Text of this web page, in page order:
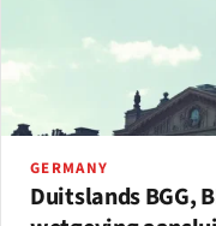
GERMANY
Duitslands BGG,